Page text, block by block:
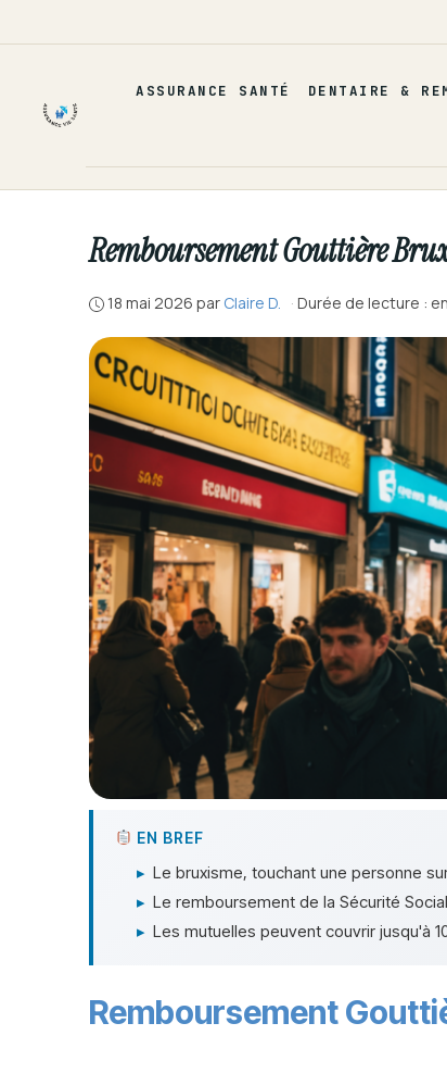
au
ASSURANCE SANTÉ DENTAIRE &
Remboursement Gouttière
18 mai 2026 par Claire D. · Durée de lecture :
EN BREF
▸ Le bruxisme, touchant une personne
▸ Le remboursement de la Sécurité
▸ Les mutuelles peuvent couvrir jusqu'à
Remboursement